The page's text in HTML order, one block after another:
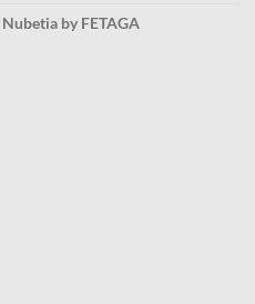
Nubetia by FETAGA